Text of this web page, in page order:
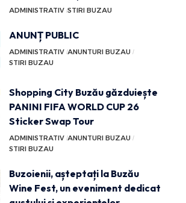
ADMINISTRATIV STIRI BUZAU
ANUNȚ PUBLIC
ADMINISTRATIV ANUNTURI BUZAU
STIRI BUZAU
Shopping City Buzău găzduiește
PANINI FIFA WORLD CUP 26
Sticker Swap Tour
ADMINISTRATIV ANUNTURI BUZAU
STIRI BUZAU
Buzoienii, așteptați la Buzău
Wine Fest, un eveniment dedicat